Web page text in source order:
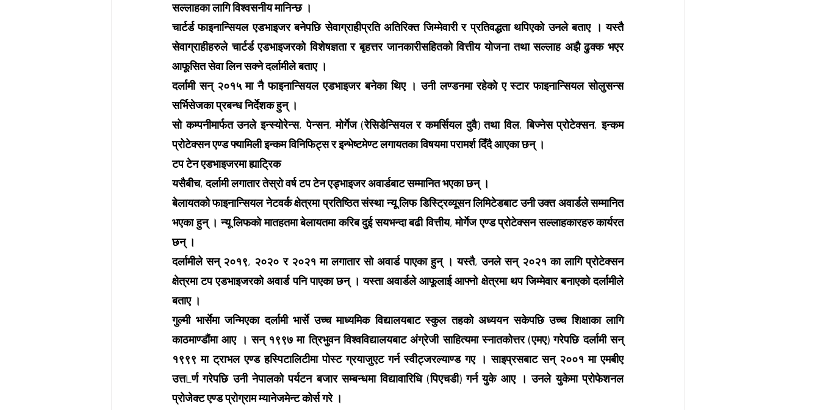
सल्लाहका लागि विश्वसनीय मानिन्छ ।
चार्टर्ड फाइनान्सियल एडभाइजर बनेपछि सेवाग्राहीप्रति अतिरिक्त जिम्मेवारी र प्रतिवद्धता थपिएको उनले बताए । यस्तै
सेवाग्राहीहरुले चार्टर्ड एडभाइजरको विशेषज्ञता र बृहत्तर जानकारीसहितको वित्तीय योजना तथा सल्लाह अझै ढुक्क भएर
आफूसित सेवा लिन सक्ने दर्लामीले बताए ।
दर्लामी सन् २०१५ मा नै फाइनान्सियल एडभाइजर बनेका थिए । उनी लण्डनमा रहेको ए स्टार फाइनान्सियल सोलुसन्स
सर्भिसेजका प्रबन्ध निर्देशक हुन् ।
सो कम्पनीमार्फत उनले इन्स्योरेन्स, पेन्सन, मोर्गेज (रेसिडेन्सियल र कमर्सियल दुवै) तथा विल, बिज्नेस प्रोटेक्सन, इन्कम
प्रोटेक्सन एण्ड फ्यामिली इन्कम विनिफिट्स र इन्भेष्टमेण्ट लगायतका विषयमा परामर्श दिँदै आएका छन् ।
टप टेन एडभाइजरमा ह्याट्रिक
यसैबीच, दर्लामी लगातार तेस्रो वर्ष टप टेन एड्भाइजर अवार्डबाट सम्मानित भएका छन् ।
बेलायतको फाइनान्सियल नेटवर्क क्षेत्रमा प्रतिष्ठित संस्था न्यू लिफ डिस्ट्रिव्यूसन लिमिटेडबाट उनी उक्त अवार्डले सम्मानित
भएका हुन् । न्यू लिफको मातहतमा बेलायतमा करिब दुई सयभन्दा बढी वित्तीय, मोर्गेज एण्ड प्रोटेक्सन सल्लाहकारहरु कार्यरत
छन् ।
दर्लामीले सन् २०१९, २०२० र २०२१ मा लगातार सो अवार्ड पाएका हुन् । यस्तै, उनले सन् २०२१ का लागि प्रोटेक्सन
क्षेत्रमा टप एडभाइजरको अवार्ड पनि पाएका छन् । यस्ता अवार्डले आफूलाई आफ्नो क्षेत्रमा थप जिम्मेवार बनाएको दर्लामीले
बताए ।
गुल्मी भार्सेमा जन्मिएका दर्लामी भार्से उच्च माध्यमिक विद्यालयबाट स्कुल तहको अध्ययन सकेपछि उच्च शिक्षाका लागि
काठमाण्डौंमा आए । सन् १९९७ मा त्रिभुवन विश्वविद्यालयबाट अंग्रेजी साहित्यमा स्नातकोत्तर (एमए) गरेपछि दर्लामी सन्
१९९९ मा ट्राभल एण्ड हस्पिटालिटीमा पोस्ट ग्रयाजुएट गर्न स्वीट्जरल्याण्ड गए । साइप्रसबाट सन् २००१ मा एमबीए
उत्तLर्ण गरेपछि उनी नेपालको पर्यटन बजार सम्बन्धमा विद्यावारिधि (पिएचडी) गर्न युके आए । उनले युकेमा प्रोफेशनल
प्रोजेक्ट एण्ड प्रोग्राम म्यानेजमेन्ट कोर्स गरे ।